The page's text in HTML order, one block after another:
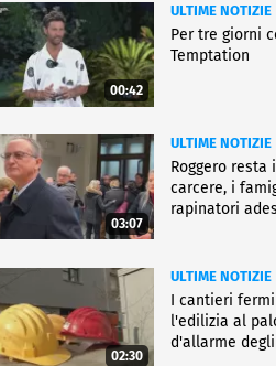
00:42
ULTIME NOTIZIE
Per tre giorni
Temptation
03:07
ULTIME NOTIZIE
Roggero resta
carcere, i
rapinatori
02:30
ULTIME NOTIZIE
I cantieri
l'edilizia al
d'allarme degli